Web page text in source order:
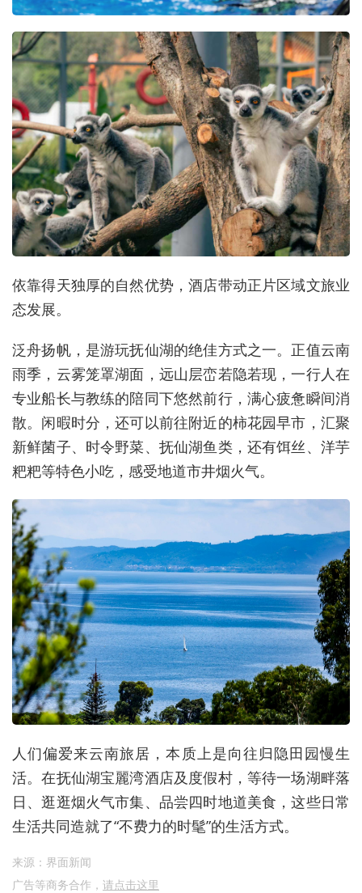
依靠得天独厚的自然优势，酒店带动正片区域文旅业
态发展。
泛舟扬帆，是游玩抚仙湖的绝佳方式之一。正值云南
雨季，云雾笼罩湖面，远山层峦若隐若现，一行人在
专业船长与教练的陪同下悠然前行，满心疲惫瞬间消
散。闲暇时分，还可以前往附近的柿花园早市，汇聚
新鲜菌子、时令野菜、抚仙湖鱼类，还有饵丝、洋芋
粑粑等特色小吃，感受地道市井烟火气。
人们偏爱来云南旅居，本质上是向往归隐田园慢生
活。在抚仙湖宝麗湾酒店及度假村，等待一场湖畔落
日、逛逛烟火气市集、品尝四时地道美食，这些日常
生活共同造就了“不费力的时髦”的生活方式。
来源：界面新闻
广告等商务合作， 请点击这里